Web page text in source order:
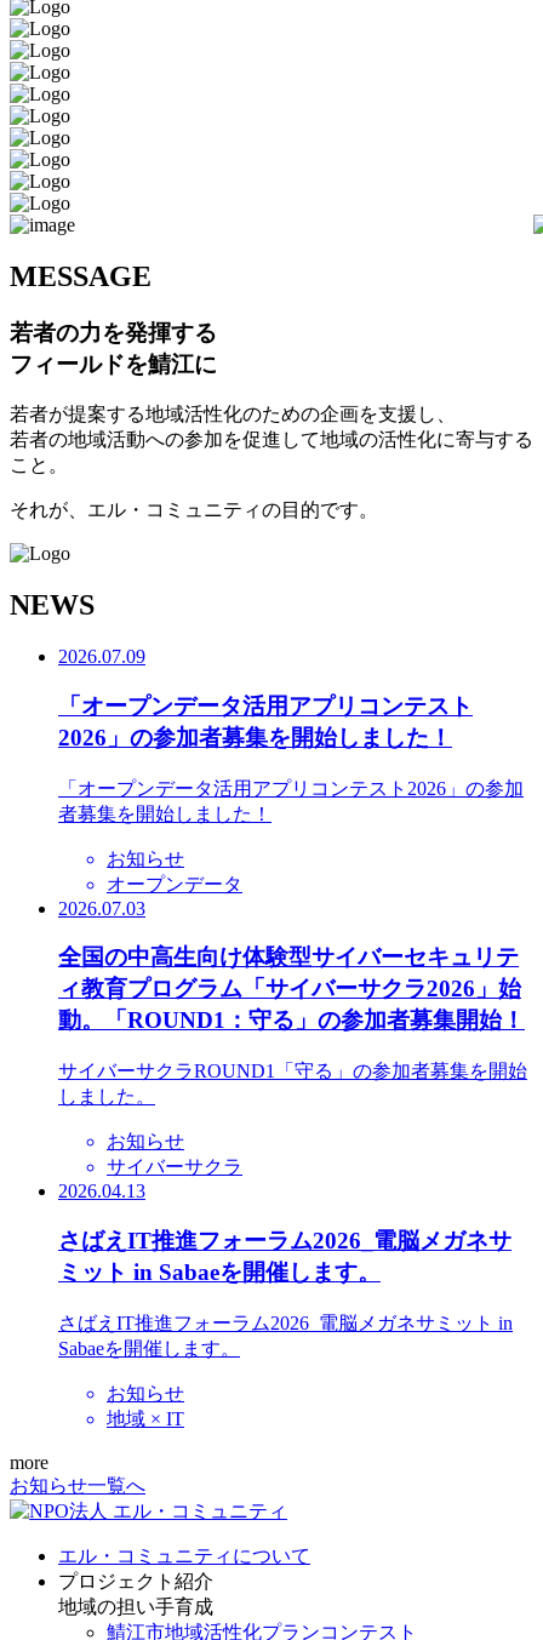
MESSAGE
若者の力を発揮する
フィールドを鯖江に
若者が提案する地域活性化のための企画を支援し、
若者の地域活動への参加を促進して地域の活性化に寄与する
こと。
それが、エル・コミュニティの目的です。
NEWS
2026.07.09
「オープンデータ活用アプリコンテスト
2026」の参加者募集を開始しました！
「オープンデータ活用アプリコンテスト2026」の参加
者募集を開始しました！
お知らせ
オープンデータ
2026.07.03
全国の中高生向け体験型サイバーセキュリテ
ィ教育プログラム「サイバーサクラ2026」始
動。「ROUND1：守る」の参加者募集開始！
サイバーサクラROUND1「守る」の参加者募集を開始
しました。
お知らせ
サイバーサクラ
2026.04.13
さばえIT推進フォーラム2026_電脳メガネサ
ミット in Sabaeを開催します。
さばえIT推進フォーラム2026_電脳メガネサミット in
Sabaeを開催します。
お知らせ
地域 × IT
more
お知らせ一覧へ
エル・コミュニティについて
プロジェクト紹介
地域の担い手育成
鯖江市地域活性化プランコンテスト